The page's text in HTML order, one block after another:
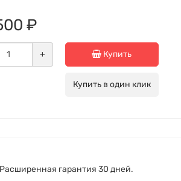
₽
+ Купить
Купить в один клик
Расширенная гарантия 30 дней.